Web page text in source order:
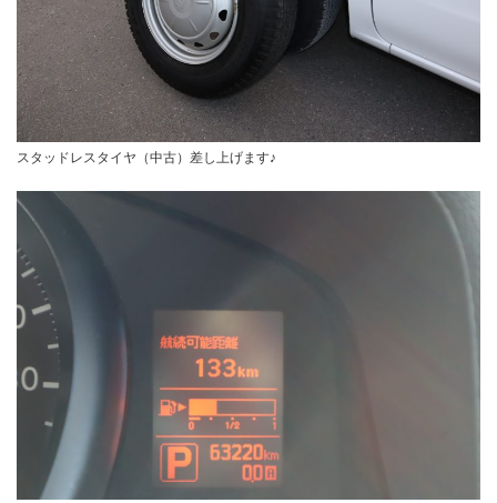
スタッドレスタイヤ（中古）差し上げます♪